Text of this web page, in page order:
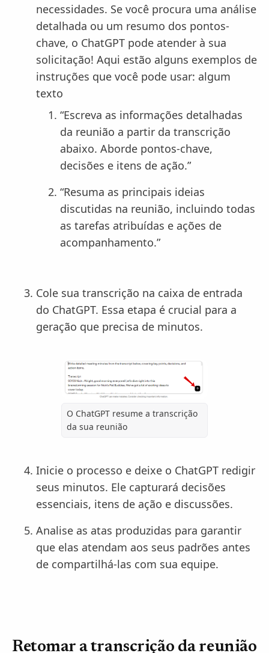
necessidades. Se você procura uma análise
detalhada ou um resumo dos pontos-
chave, o ChatGPT pode atender à sua
solicitação! Aqui estão alguns exemplos de
instruções que você pode usar: algum
texto
“Escreva as informações detalhadas
da reunião a partir da transcrição
abaixo. Aborde pontos-chave,
decisões e itens de ação.”
“Resuma as principais ideias
discutidas na reunião, incluindo todas
as tarefas atribuídas e ações de
acompanhamento.”
Cole sua transcrição na caixa de entrada
do ChatGPT. Essa etapa é crucial para a
geração que precisa de minutos.
O ChatGPT resume a transcrição
da sua reunião
Inicie o processo e deixe o ChatGPT redigir
seus minutos. Ele capturará decisões
essenciais, itens de ação e discussões.
Analise as atas produzidas para garantir
que elas atendam aos seus padrões antes
de compartilhá-las com sua equipe.
Retomar a transcrição da reunião